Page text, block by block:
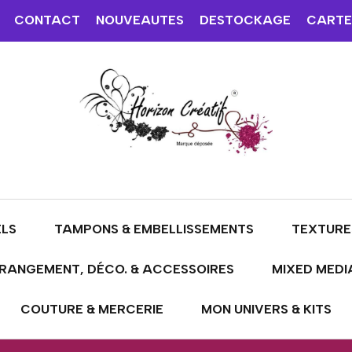
CONTACT NOUVEAUTES DESTOCKAGE
TAMPONS & EMBELLISSEMENTS
DÉCO. & ACCESSOIRES MIXED
COUTURE & MERCERIE MON UNIVERS & KITS